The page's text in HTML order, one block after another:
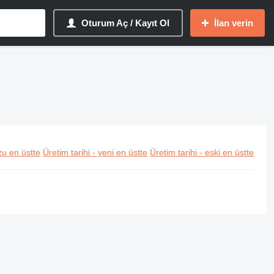
Oturum Aç / Kayıt Ol İlan verin
en üstte Üretim tarihi - yeni en üstte Üretim tarihi - eski en üstte